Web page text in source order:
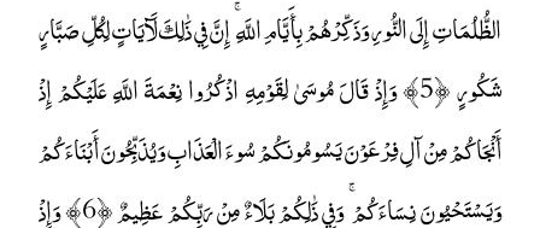
الظُّلُمَاتِ إِلَى النُّورِ وَذَكِّرْهُمْ بِأَيَّامِ اللَّهِ ۚ إِنَّ فِي ذَٰلِكَ لَآيَاتٍ لِكُلِّ صَبَّارٍ
شَكُورٍ ﴿5﴾ وَإِذْ قَالَ مُوسَىٰ لِقَوْمِهِ اذْكُرُوا نِعْمَةَ اللَّهِ عَلَيْكُمْ إِذْ
أَنْجَاكُمْ مِنْ آلِ فِرْعَوْنَ يَسُومُونَكُمْ سُوءَ الْعَذَابِ وَيُذَبِّحُونَ أَبْنَاءَكُمْ
وَيَسْتَحْيُونَ نِسَاءَكُمْ ۚ وَفِي ذَٰلِكُمْ بَلَاءٌ مِنْ رَبِّكُمْ عَظِيمٌ ﴿6﴾ وَإِذْ